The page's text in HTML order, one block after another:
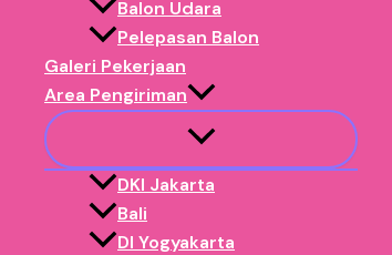
Balon Udara
Pelepasan Balon
Galeri Pekerjaan
Area Pengiriman
DKI Jakarta
Bali
DI Yogyakarta
✅ Dipercaya puluhan EO besar, EO & instansi.
Order Balon Gate